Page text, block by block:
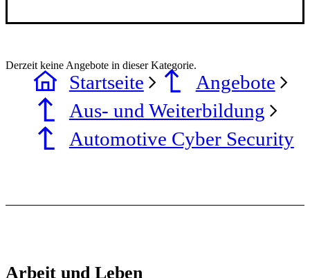
Derzeit keine Angebote in dieser Kategorie.
Startseite
Angebote
Aus- und Weiterbildung
Automotive Cyber Security
Arbeit und Leben